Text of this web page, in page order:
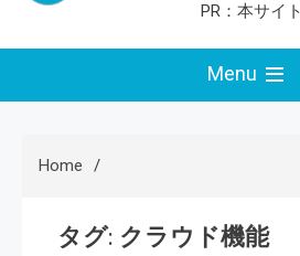
PR：本サイ
Menu
Home
タグ: クラウド機能